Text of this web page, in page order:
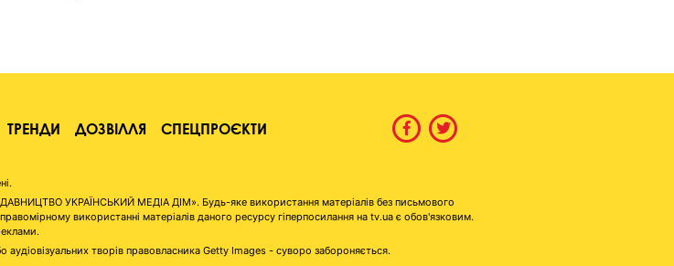
ТРЕНДИ ДОЗВІЛЛЯ СПЕЦПРОЄКТИ
УКРАЇНСЬКИЙ МЕДІА ДІМ». Будь-яке використання матеріалів без письмового
використанні матеріалів даного ресурсу гіперпосилання на tv.ua є обов'язковим.
творів правовласника Getty Images - суворо забороняється.